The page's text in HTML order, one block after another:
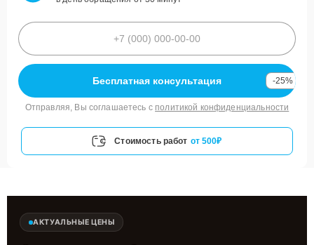
Бесплатная консультация -25%
Отправляя, Вы соглашаетесь с политикой конфиденциальности
Стоимость работ от 500₽
АКТУАЛЬНЫЕ ЦЕНЫ